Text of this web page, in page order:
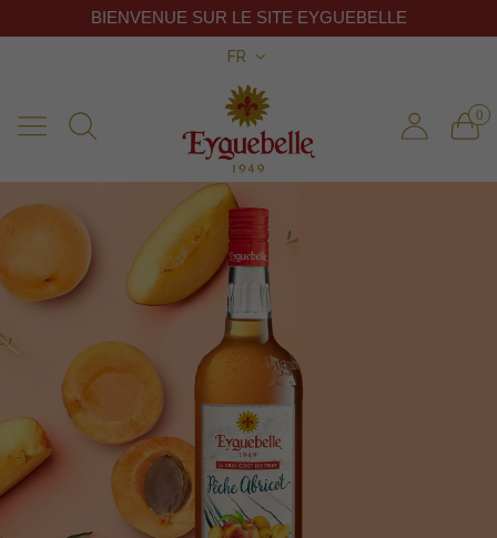
FR
0
BIENVENUE SUR LE SITE EYGUEBELLE